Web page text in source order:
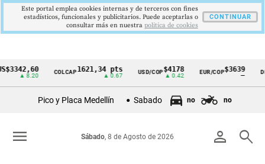
Cintillo
Colombia
▲ 8.20
COLCAP1621,34 pts
▲ 0.67
USD/COP$4178
▲ 0.42
EUR/COP$3639
Pico y Placa Medellín Sabado no no
person search
Sábado, 8 de Agosto de 2026
menu
Este portal emplea cookies internas y de terceros con fines
estadísticos, funcionales y publicitarios. Puede aceptarlas o
consultar más en nuestra politica de cookies
CONTINUAR